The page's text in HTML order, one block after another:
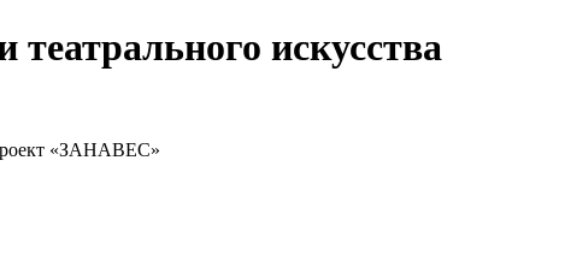
искусства
«ЗАНАВЕС»